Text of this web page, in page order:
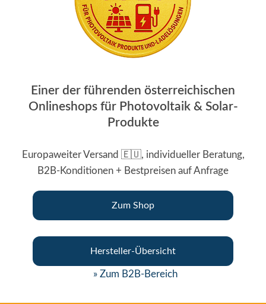
Einer der führenden österreichischen
Onlineshops für Photovoltaik & Solar-
Produkte
Europaweiter Versand 🇪🇺, individueller Beratung,
B2B-Konditionen + Bestpreisen auf Anfrage
Zum Shop
Hersteller-Übersicht
» Zum B2B-Bereich